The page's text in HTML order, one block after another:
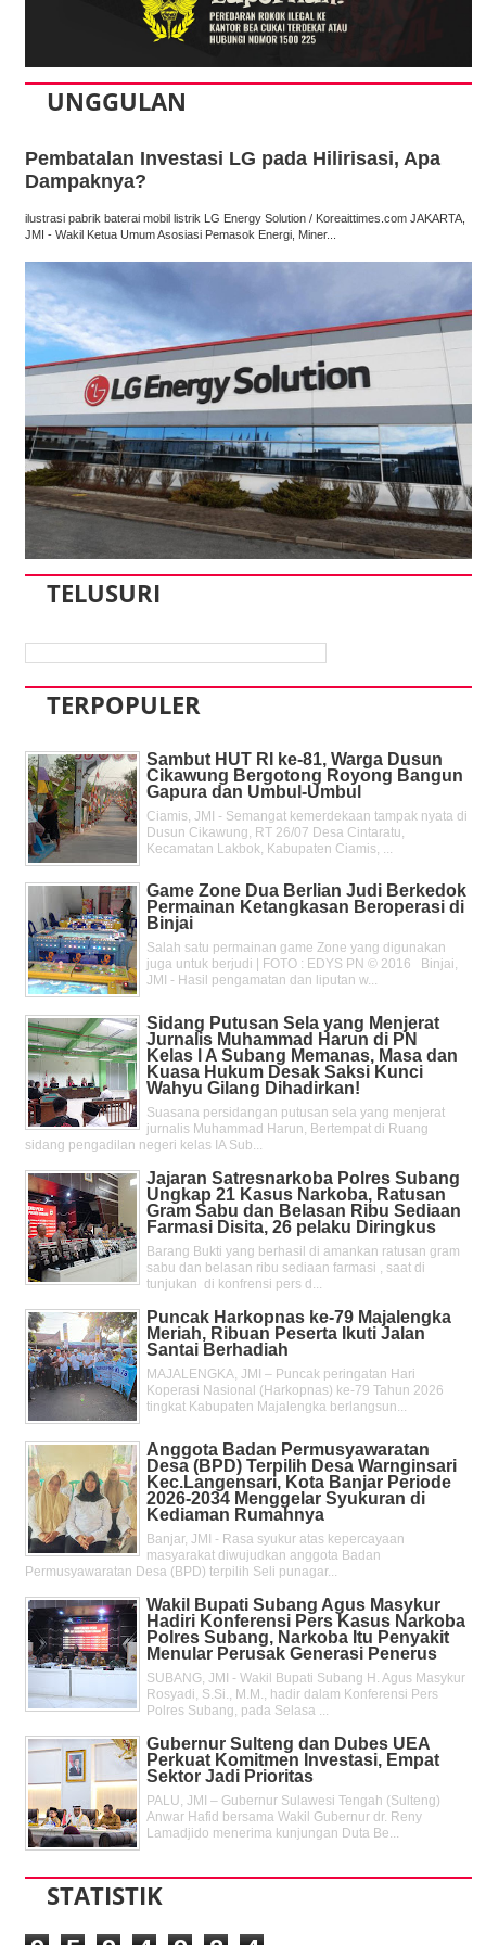
UNGGULAN
Pembatalan Investasi LG pada Hilirisasi, Apa
Dampaknya?
ilustrasi pabrik baterai mobil listrik LG Energy Solution / Koreaittimes.com JAKARTA,
JMI - Wakil Ketua Umum Asosiasi Pemasok Energi, Miner...
TELUSURI
TERPOPULER
Sambut HUT RI ke-81, Warga Dusun
Cikawung Bergotong Royong Bangun
Gapura dan Umbul-Umbul
Ciamis, JMI - Semangat kemerdekaan tampak nyata di
Dusun Cikawung, RT 26/07 Desa Cintaratu,
Kecamatan Lakbok, Kabupaten Ciamis, ...
Game Zone Dua Berlian Judi Berkedok
Permainan Ketangkasan Beroperasi di
Binjai
Salah satu permainan game Zone yang digunakan
juga untuk berjudi | FOTO : EDYS PN © 2016 Binjai,
JMI - Hasil pengamatan dan liputan w...
Sidang Putusan Sela yang Menjerat
Jurnalis Muhammad Harun di PN
Kelas l A Subang Memanas, Masa dan
Kuasa Hukum Desak Saksi Kunci
Wahyu Gilang Dihadirkan!
Suasana persidangan putusan sela yang menjerat
jurnalis Muhammad Harun, Bertempat di Ruang
sidang pengadilan negeri kelas IA Sub...
Jajaran Satresnarkoba Polres Subang
Ungkap 21 Kasus Narkoba, Ratusan
Gram Sabu dan Belasan Ribu Sediaan
Farmasi Disita, 26 pelaku Diringkus
Barang Bukti yang berhasil di amankan ratusan gram
sabu dan belasan ribu sediaan farmasi , saat di
tunjukan di konfrensi pers d...
Puncak Harkopnas ke-79 Majalengka
Meriah, Ribuan Peserta Ikuti Jalan
Santai Berhadiah
MAJALENGKA, JMI – Puncak peringatan Hari
Koperasi Nasional (Harkopnas) ke-79 Tahun 2026
tingkat Kabupaten Majalengka berlangsun...
Anggota Badan Permusyawaratan
Desa (BPD) Terpilih Desa Warnginsari
Kec.Langensari, Kota Banjar Periode
2026-2034 Menggelar Syukuran di
Kediaman Rumahnya
Banjar, JMI - Rasa syukur atas kepercayaan
masyarakat diwujudkan anggota Badan
Permusyawaratan Desa (BPD) terpilih Seli punagar...
Wakil Bupati Subang Agus Masykur
Hadiri Konferensi Pers Kasus Narkoba
Polres Subang, Narkoba Itu Penyakit
Menular Perusak Generasi Penerus
SUBANG, JMI - Wakil Bupati Subang H. Agus Masykur
Rosyadi, S.Si., M.M., hadir dalam Konferensi Pers
Polres Subang, pada Selasa ...
Gubernur Sulteng dan Dubes UEA
Perkuat Komitmen Investasi, Empat
Sektor Jadi Prioritas
PALU, JMI – Gubernur Sulawesi Tengah (Sulteng)
Anwar Hafid bersama Wakil Gubernur dr. Reny
Lamadjido menerima kunjungan Duta Be...
STATISTIK